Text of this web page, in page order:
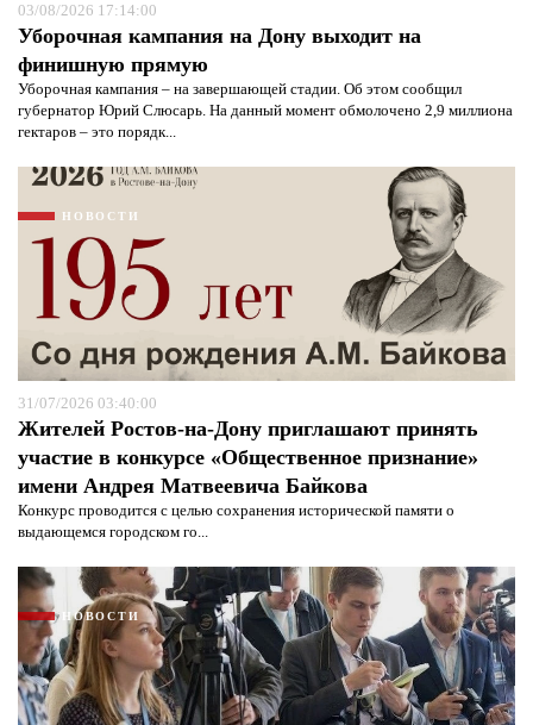
03/08/2026 17:14:00
Уборочная кампания на Дону выходит на
финишную прямую
Уборочная кампания – на завершающей стадии. Об этом сообщил
губернатор Юрий Слюсарь. На данный момент обмолочено 2,9 миллиона
гектаров – это порядк...
НОВОСТИ
31/07/2026 03:40:00
Жителей Ростов-на-Дону приглашают принять
участие в конкурсе «Общественное признание»
имени Андрея Матвеевича Байкова
Конкурс проводится с целью сохранения исторической памяти о
выдающемся городском го...
НОВОСТИ